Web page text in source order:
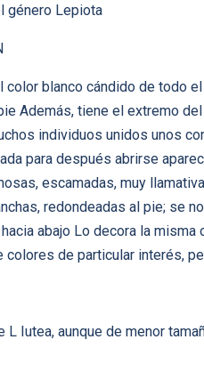
género Lepiota
color blanco cándido de todo
Además, tiene el extremo
individuos unidos unos
para después abrirse
escamadas, muy
redondeadas al pie; se
abajo Lo decora la
colores de particular interés,
L Iutea, aunque de menor